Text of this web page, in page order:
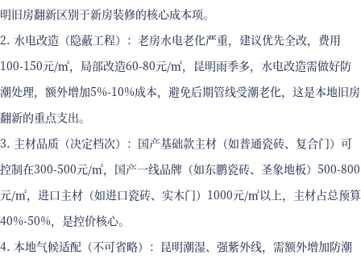
明旧房翻新区别于新房装修的核心成本项。
2. 水电改造（隐蔽工程）：老房水电老化严重，建议优先全改，费用
100-150元/㎡，局部改造60-80元/㎡，昆明雨季多，水电改造需做好防
潮处理，额外增加5%-10%成本，避免后期管线受潮老化，这是本地旧房
翻新的重点支出。
3. 主材品质（决定档次）：国产基础款主材（如普通瓷砖、复合门）可
控制在300-500元/㎡，国产一线品牌（如东鹏瓷砖、圣象地板）500-800
元/㎡，进口主材（如进口瓷砖、实木门）1000元/㎡以上，主材占总预算
40%-50%，是控价核心。
4. 本地气候适配（不可省略）：昆明潮湿、强紫外线，需额外增加防潮